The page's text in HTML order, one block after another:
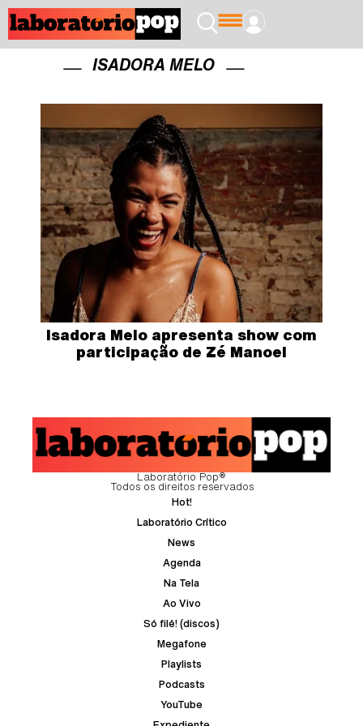
ISADORA MELO
Isadora Melo apresenta show com
participação de Zé Manoel
Laboratório Pop®
Todos os direitos reservados
Hot!
Laboratório Crítico
News
Agenda
Na Tela
Ao Vivo
Só filé! (discos)
Megafone
Playlists
Podcasts
YouTube